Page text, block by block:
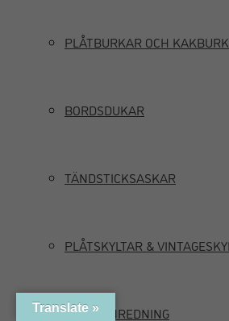
PLÅTBURKAR OCH
BORDSDUKAR
TÄNDSTICKSASKAR
PLÅTSKYLTAR &
MARIN INREDNING
Translate »